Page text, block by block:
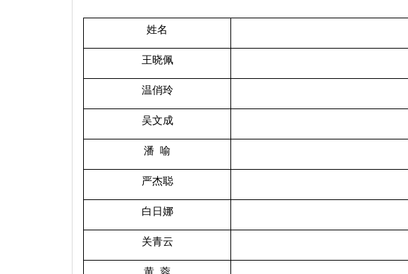
姓名
王晓佩
温俏玲
吴文成
潘 喻
严杰聪
白日娜
关青云
黄 蓉